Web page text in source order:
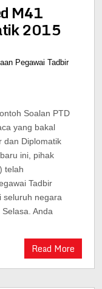
M41
2015
Pegawai Tadbir
Soalan PTD
yang bakal
dan Diplomatik
ini, pihak
telah
Tadbir
seluruh negara
Anda
Read More